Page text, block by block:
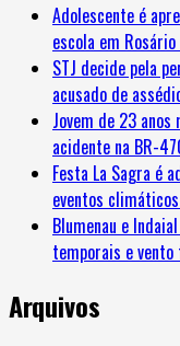
Adolescente é
escola em
STJ decide pela
acusado de
Jovem de 23
acidente na BR-
Festa La Sagra é
eventos
Blumenau e
temporais e
Arquivos